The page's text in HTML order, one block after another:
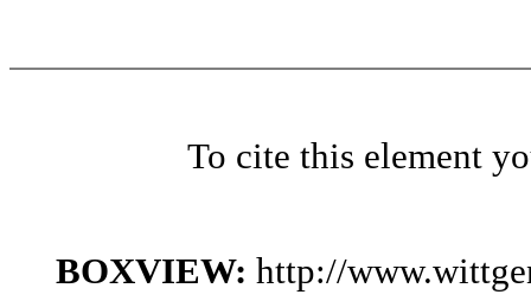
To cite this element
BOXVIEW: http://